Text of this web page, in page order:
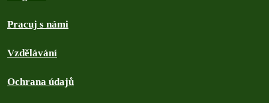
Pracuj s námi
Vzdělávání
Ochrana údajů